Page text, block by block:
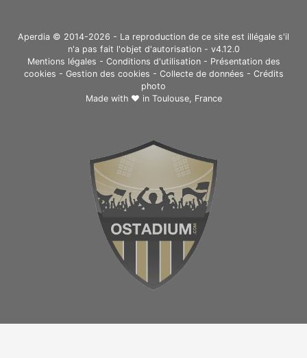
Aperdia © 2014-2026 - La reproduction de ce site est illégale s'il
n'a pas fait l'objet d'autorisation - v4.12.0
Mentions légales - Conditions d'utilisation- Présentation des
cookies - Gestion des cookies - Collecte de données - Crédits
photo
Made with ❤ in Toulouse, France